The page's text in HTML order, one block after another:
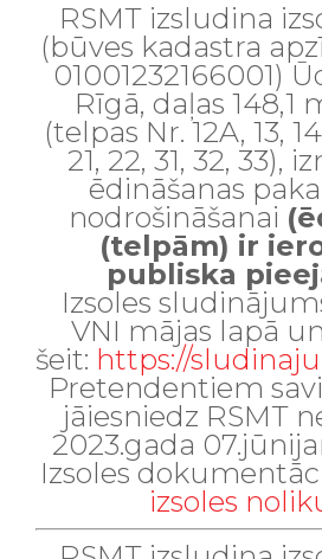
RSMT izsludina
(būves kadastra
01001232166001)
Rīgā, daļas 148,1
(telpas Nr. 12A, 13,
21, 22, 31, 32, 33),
ēdināšanas
nodrošināšanai
(telpām) ir
publiska
Izsoles
VNI mājas lapā
šeit: https://
Pretendentiem
jāiesniedz RSMT
2023.gada
Izsoles
izsoles